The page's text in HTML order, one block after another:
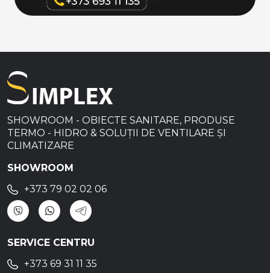
SHOWROOM - OBIECTE SANITARE, PRODUSE
TERMO - HIDRO & SOLUȚII DE VENTILARE ȘI
CLIMATIZARE
SHOWROOM
+373 79 02 02 06
SERVICE CENTRU
+373 69 31 11 35